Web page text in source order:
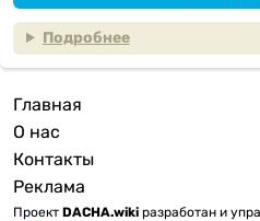
Подробнее
Подвал
Главная
О нас
Контакты
Реклама
Проект DACHA.wiki разработан и